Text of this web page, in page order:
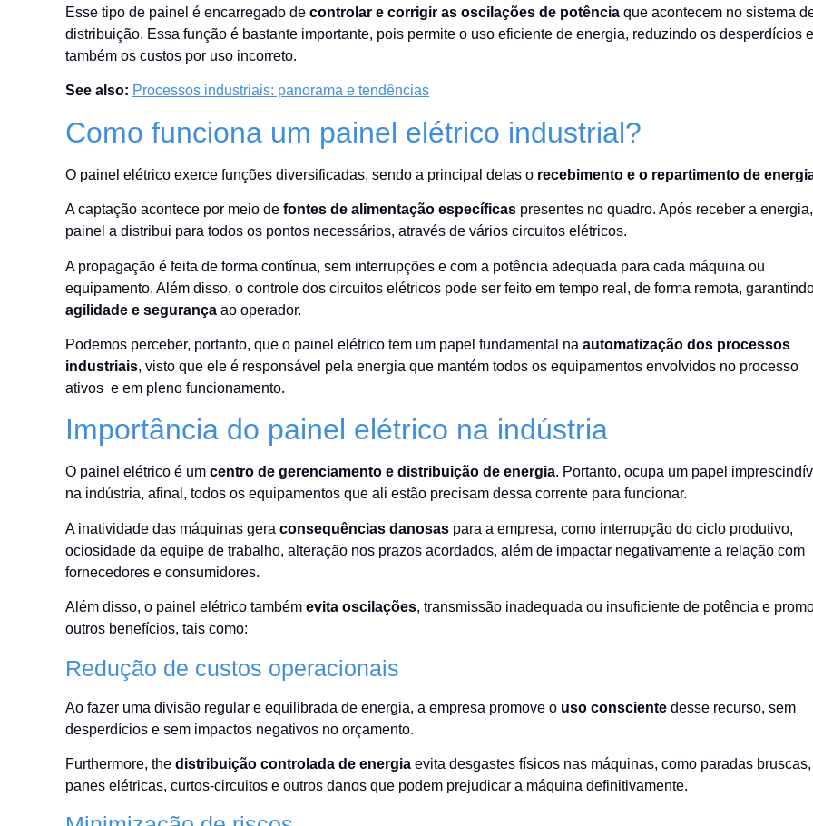
Esse tipo de painel é encarregado de controlar e corrigir as oscilações de potência que acontecem no sistema
distribuição. Essa função é bastante importante, pois permite o uso eficiente de energia, reduzindo os desperdícios e
também os custos por uso incorreto.
See also: Processos industriais: panorama e tendências
Como funciona um painel elétrico industrial?
O painel elétrico exerce funções diversificadas, sendo a principal delas o recebimento e o repartimento de
A captação acontece por meio de fontes de alimentação específicas presentes no quadro. Após receber a
painel a distribui para todos os pontos necessários, através de vários circuitos elétricos.
A propagação é feita de forma contínua, sem interrupções e com a potência adequada para cada máquina ou
equipamento. Além disso, o controle dos circuitos elétricos pode ser feito em tempo real, de forma remota,
agilidade e segurança ao operador.
Podemos perceber, portanto, que o painel elétrico tem um papel fundamental na automatização dos processos
industriais, visto que ele é responsável pela energia que mantém todos os equipamentos envolvidos no processo
ativos e em pleno funcionamento.
Importância do painel elétrico na indústria
O painel elétrico é um centro de gerenciamento e distribuição de energia. Portanto, ocupa um papel
na indústria, afinal, todos os equipamentos que ali estão precisam dessa corrente para funcionar.
A inatividade das máquinas gera consequências danosas para a empresa, como interrupção do ciclo produtivo,
ociosidade da equipe de trabalho, alteração nos prazos acordados, além de impactar negativamente a relação com
fornecedores e consumidores.
Além disso, o painel elétrico também evita oscilações, transmissão inadequada ou insuficiente de potência e
outros benefícios, tais como:
Redução de custos operacionais
Ao fazer uma divisão regular e equilibrada de energia, a empresa promove o uso consciente desse recurso, sem
desperdícios e sem impactos negativos no orçamento.
Furthermore, the distribuição controlada de energia evita desgastes físicos nas máquinas, como paradas bruscas,
panes elétricas, curtos-circuitos e outros danos que podem prejudicar a máquina definitivamente.